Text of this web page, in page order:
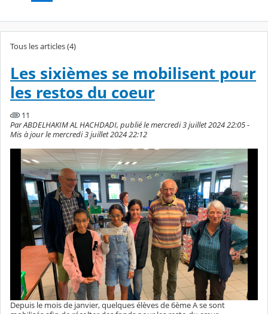
Tous les articles (4)
Les sixièmes se mobilisent pour
les restos du coeur
11
Par ABDELHAKIM AL HACHDADI, publié le mercredi 3 juillet 2024 22:05 -
Mis à jour le mercredi 3 juillet 2024 22:12
Depuis le mois de janvier, quelques élèves de 6ème A se sont